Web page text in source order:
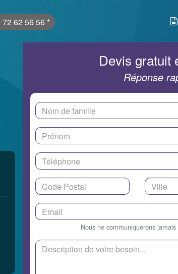
72 62 56 56 *
Devis gratuit
Réponse
Nous ne communiquerons